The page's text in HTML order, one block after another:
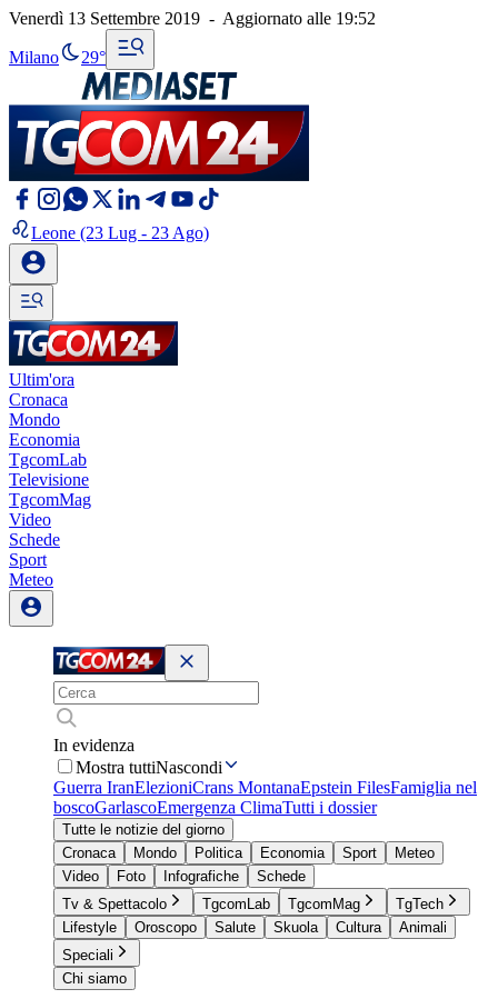
Venerdì 13 Settembre 2019 - Aggiornato alle 19:52
Milano 29°
Leone (23 Lug - 23 Ago)
Ultim'ora
Cronaca
Mondo
Economia
TgcomLab
Televisione
TgcomMag
Video
Schede
Sport
Meteo
In evidenza
Mostra tuttiNascondi
Guerra IranElezioniCrans MontanaEpstein FilesFamiglia nel
boscoGarlascoEmergenza ClimaTutti i dossier
Tutte le notizie del giorno
Cronaca
Mondo Politica Economia Sport
Meteo
Video
Foto Infografiche
Schede
Tv & Spettacolo
TgcomLab TgcomMag
TgTech
Lifestyle
Oroscopo Salute Skuola Cultura
Animali
Speciali
Chi siamo